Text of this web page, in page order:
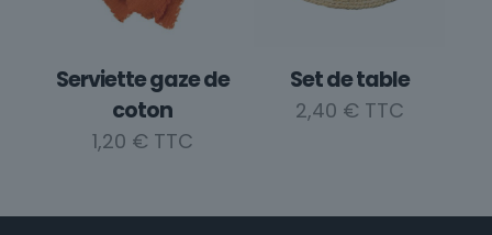
Serviette gaze de
coton
1,20 €
Set de table
2,40 €